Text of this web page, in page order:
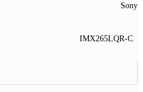
Sony
IMX265LQR-C